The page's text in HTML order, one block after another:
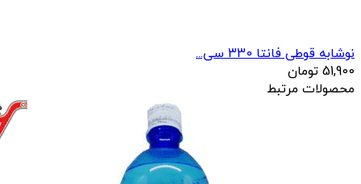
نوشابه قوطی فانتا 330 سی...
51,900 تومان
محصولات مرتبط